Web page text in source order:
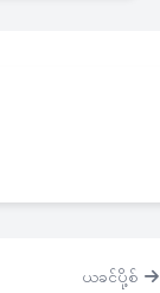
ယခင်ပို့စ်